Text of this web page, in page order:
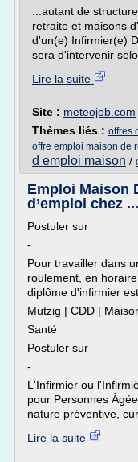
...autant de
retraite et maisons
d'un(e) Infirmier(e)
sera d'intervenir
Lire la suite
Site : meteojob.com
Thèmes liés : offres
offre emploi maison de
d emploi maison /
Emploi Maison
d’emploi chez ...
Postuler sur
-
Pour travailler dans
roulement, en
diplôme d'infirmier
Mutzig | CDD |
Santé
Postuler sur
-
L'Infirmier ou
pour Personnes
nature préventive,
Lire la suite